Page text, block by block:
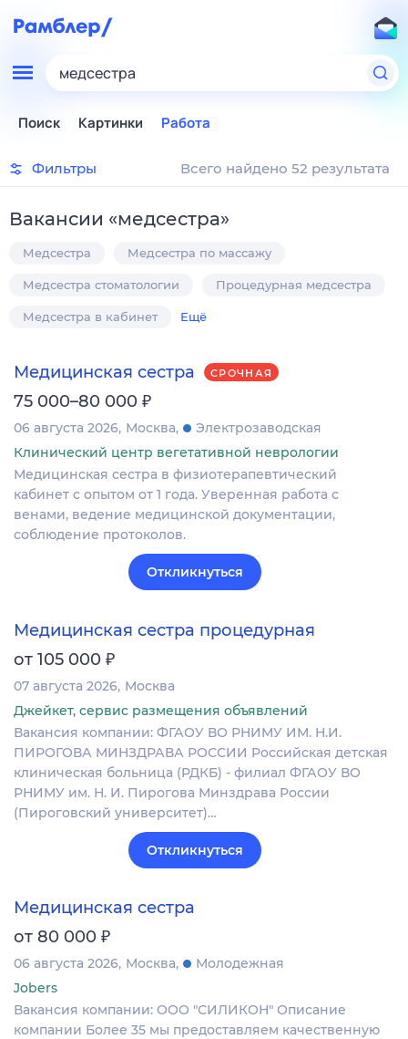
медсестра
Поиск Картинки Работа
Фильтры Всего найдено 52 результата
Вакансии «медсестра»
Медсестра Медсестра по массажу
Медсестра стоматологии Процедурная медсестра
Медсестра в кабинет Ещё
Медицинская сестра СРОЧНАЯ
75 000–80 000 ₽
06 августа 2026 Москва
Электрозаводская
Клинический центр вегетативной неврологии
Медицинская сестра в физиотерапевтический
кабинет с опытом от 1 года. Уверенная работа с
венами, ведение медицинской документации,
соблюдение протоколов.
Откликнуться
Медицинская сестра процедурная
от 105 000 ₽
07 августа 2026 Москва
Джейкет, сервис размещения объявлений
Вакансия компании: ФГАОУ ВО РНИМУ ИМ. Н.И.
ПИРОГОВА МИНЗДРАВА РОССИИ Российская детская
клиническая больница (РДКБ) - филиал ФГАОУ ВО
РНИМУ им. Н. И. Пирогова Минздрава России
(Пироговский университет)…
Откликнуться
Медицинская сестра
от 80 000 ₽
06 августа 2026 Москва
Молодежная
Jobers
Вакансия компании: ООО "СИЛИКОН" Описание
компании Более 35 мы предоставляем качественную